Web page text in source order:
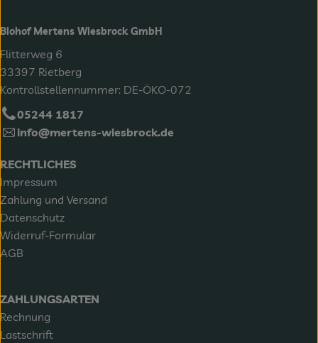
Biohof Mertens Wiesbrock GmbH
Flitterweg 6
33397 Rietberg
Kontrollstellennummer: DE-ÖKO-072
05244 1817
info@mertens-wiesbrock.de
RECHTLICHES
Impressum
Zahlung und Versand
Datenschutz
Widerruf-Formular
AGB
ZAHLUNGSARTEN
Rechnung
Lastschrift